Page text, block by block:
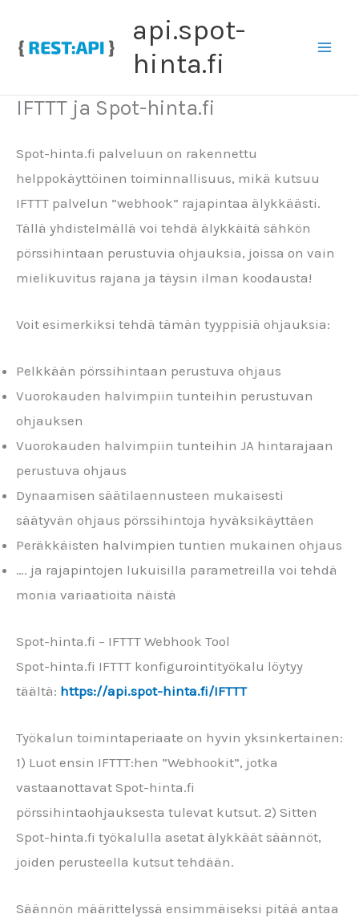
sisältöön
api.spot-
hinta.fi
IFTTT ja Spot-hinta.fi
Spot-hinta.fi palveluun on rakennettu
helppokäyttöinen toiminnallisuus, mikä kutsuu
IFTTT palvelun ”webhook” rajapintaa älykkäästi.
Tällä yhdistelmällä voi tehdä älykkäitä sähkön
pörssihintaan perustuvia ohjauksia, joissa on vain
mielikuvitus rajana ja täysin ilman koodausta!
Voit esimerkiksi tehdä tämän tyyppisiä ohjauksia:
Pelkkään pörssihintaan perustuva ohjaus
Vuorokauden halvimpiin tunteihin perustuvan
ohjauksen
Vuorokauden halvimpiin tunteihin JA hintarajaan
perustuva ohjaus
Dynaamisen säätilaennusteen mukaisesti
säätyvän ohjaus pörssihintoja hyväksikäyttäen
Peräkkäisten halvimpien tuntien mukainen ohjaus
…. ja rajapintojen lukuisilla parametreilla voi tehdä
monia variaatioita näistä
Spot-hinta.fi – IFTTT Webhook Tool
Spot-hinta.fi IFTTT konfigurointityökalu löytyy
täältä: https://api.spot-hinta.fi/IFTTT
Työkalun toimintaperiaate on hyvin yksinkertainen:
1) Luot ensin IFTTT:hen ”Webhookit”, jotka
vastaanottavat Spot-hinta.fi
pörssihintaohjauksesta tulevat kutsut. 2) Sitten
Spot-hinta.fi työkalulla asetat älykkäät säännöt,
joiden perusteella kutsut tehdään.
Säännön määrittelyssä ensimmäiseksi pitää antaa